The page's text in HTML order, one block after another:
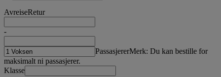
AvreiseRetur
-
PassasjererMerk: Du kan bestille for
maksimalt ni passasjerer.
Klasse